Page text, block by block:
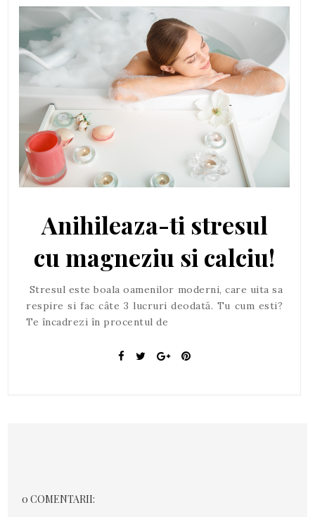
Anihileaza-ti stresul
cu magneziu si calciu!
Stresul este boala oamenilor moderni, care uita sa
respire si fac câte 3 lucruri deodată. Tu cum esti?
Te încadrezi în procentul de
0 COMENTARII: